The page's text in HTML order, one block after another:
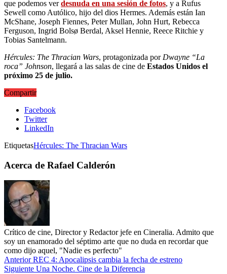
que podemos verdesnuda en una sesión de fotos, y a Rufus
Sewell como Autólico, hijo del dios Hermes. Además están Ian
McShane, Joseph Fiennes, Peter Mullan, John Hurt, Rebecca
Ferguson, Ingrid Bolsø Berdal, Aksel Hennie, Reece Ritchie y
Tobias Santelmann.
Hércules: The Thracian Wars, protagonizada por Dwayne “La
roca” Johnson, llegará a las salas de cine de Estados Unidos el
próximo 25 de julio.
Compartir
Facebook
Twitter
LinkedIn
EtiquetasHércules: The Thracian Wars
Acerca de Rafael Calderón
Crítico de cine, Director y Redactor jefe en Cineralia. Admito que
soy un enamorado del séptimo arte que no duda en recordar que
como dijo aquel, "Nadie es perfecto"
AnteriorREC 4: Apocalipsis cambia la fecha de estreno
Siguiente Una Noche. Cine de la Diferencia